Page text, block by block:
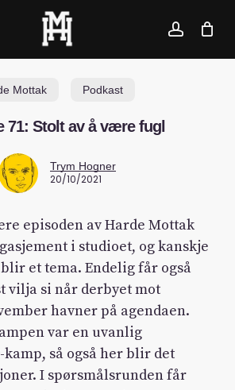
account
Mottak Podkast
71: Stolt av å være fugl
Trym Hogner
20/10/2021
episoden av Harde Mottak
i studioet, og kanskje
et tema. Endelig får også
vilja si når derbyet mot
havner på agendaen.
var en uvanlig
så også her blir det
I spørsmålsrunden får